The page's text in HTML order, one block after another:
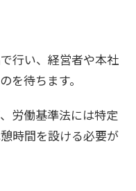
行い、経営者や本社
を待ちます。
労働基準法には特定
時間を設ける必要が